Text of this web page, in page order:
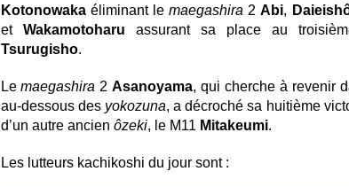
Kotonowakaéliminant lemaegashira 2Abi,
et Wakamotoharu assurant sa place au
Tsurugisho.
Lemaegashira 2Asanoyama, qui cherche à revenir
au-dessous des yokozuna, a décroché sa huitième
d’un autre ancien ôzeki, le M11 Mitakeumi.
Les lutteurs kachikoshi du jour sont :